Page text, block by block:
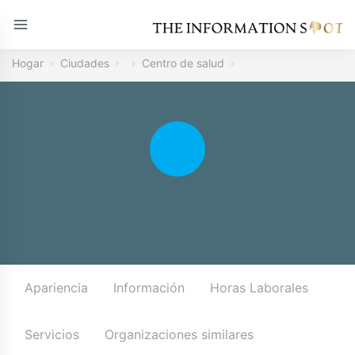
Hogar Ciudades Centro de salud
Apariencia Información Horas Laborales
Servicios Organizaciones similares